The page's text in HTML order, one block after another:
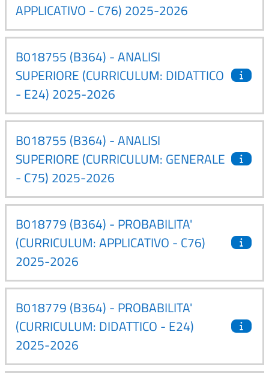
APPLICATIVO - C76) 2025-2026
B018755 (B364) - ANALISI
SUPERIORE (CURRICULUM: DIDATTICO
- E24) 2025-2026
B018755 (B364) - ANALISI
SUPERIORE (CURRICULUM: GENERALE
- C75) 2025-2026
B018779 (B364) - PROBABILITA'
(CURRICULUM: APPLICATIVO - C76)
2025-2026
B018779 (B364) - PROBABILITA'
(CURRICULUM: DIDATTICO - E24)
2025-2026